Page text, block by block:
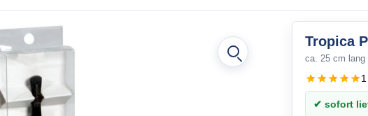
Tropica
ca. 25 cm lang
✔ sofort